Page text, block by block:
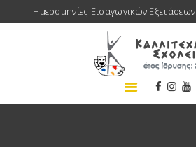
Ημερομηνίες Εισαγωγικών Εξετάσεων
ΑΡΧΙΚΗ